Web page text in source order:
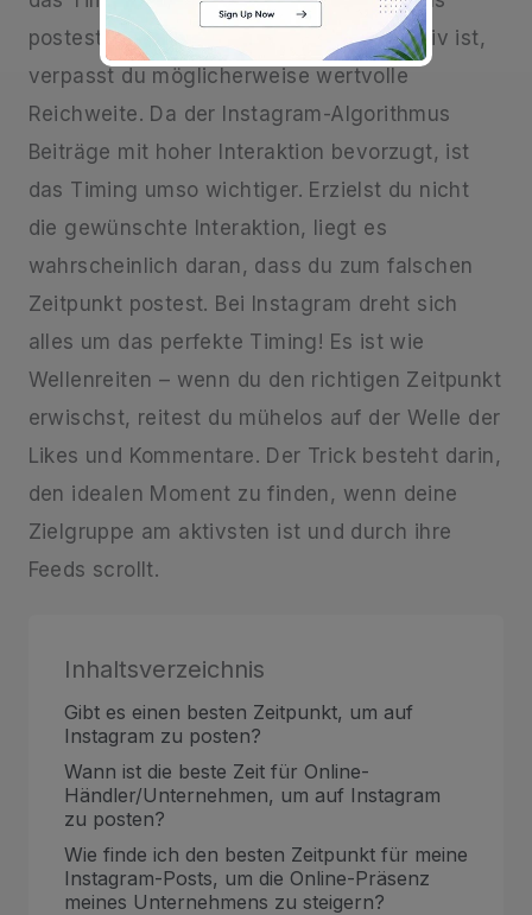
postest, während deine Zielgruppe inaktiv ist,
verpasst du möglicherweise wertvolle
Reichweite. Da der Instagram-Algorithmus
Beiträge mit hoher Interaktion bevorzugt, ist
das Timing umso wichtiger. Erzielst du nicht
die gewünschte Interaktion, liegt es
wahrscheinlich daran, dass du zum falschen
Zeitpunkt postest. Bei Instagram dreht sich
alles um das perfekte Timing! Es ist wie
Wellenreiten – wenn du den richtigen Zeitpunkt
erwischst, reitest du mühelos auf der Welle der
Likes und Kommentare. Der Trick besteht darin,
den idealen Moment zu finden, wenn deine
Zielgruppe am aktivsten ist und durch ihre
Feeds scrollt.
Inhaltsverzeichnis
Gibt es einen besten Zeitpunkt, um auf
Instagram zu posten?
Wann ist die beste Zeit für Online-
Händler/Unternehmen, um auf Instagram
zu posten?
Wie finde ich den besten Zeitpunkt für meine
Instagram-Posts, um die Online-Präsenz
meines Unternehmens zu steigern?